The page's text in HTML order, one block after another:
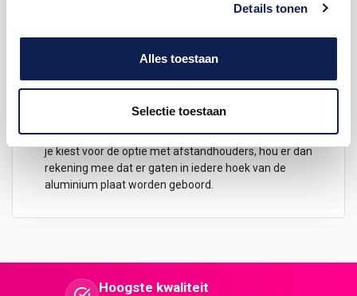
Details tonen
Alles toestaan
Selectie toestaan
voor je tussen zit. Omdat de print direct op de plaat
afstandhouders mee te bestellen zodat de
aluminium plaat zo mooi en strak mogelijk tegen de
Hou dan rekening met een levertijd van 3 tot 5
werkdagen wanneer je voor 14:00 bestelt. Wanneer
je kiest voor de optie met afstandhouders, hou er dan
rekening mee dat er gaten in iedere hoek van de
aluminium plaat worden geboord.
Hoogste kwaliteit